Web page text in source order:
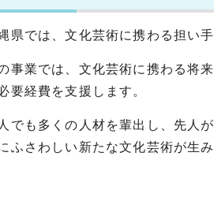
県では、文化芸術に携わる担い
事業では、文化芸術に携わる将
要経費を支援します。
でも多くの人材を輩出し、先人
ふさわしい新たな文化芸術が生